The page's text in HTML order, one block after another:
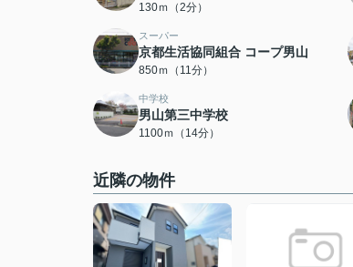
130ｍ（2分）
スーパー
京都生活協同組合 コープ男山
850ｍ（11分）
中学校
男山第三中学校
1100ｍ（14分）
近隣の物件